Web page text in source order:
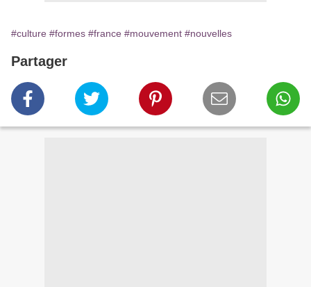
#culture #formes #france #mouvement #nouvelles
Partager